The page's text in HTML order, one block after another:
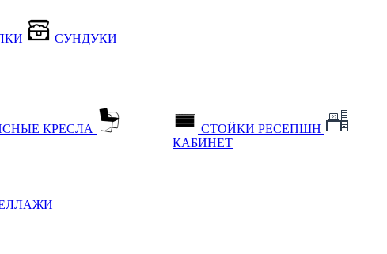
СУНДУКИ
КРЕСЛА
СТОЙКИ РЕСЕПШН
КАБИНЕТ